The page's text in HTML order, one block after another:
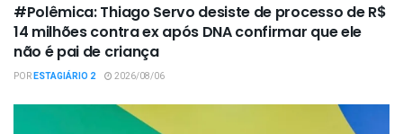
#Polêmica: Thiago Servo desiste de processo de R$
14 milhões contra ex após DNA confirmar que ele
não é pai de criança
PORESTAGIÁRIO 2 2026/08/06